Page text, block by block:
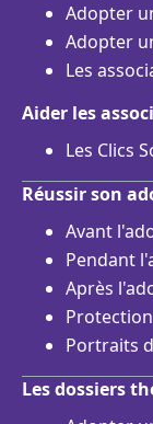
Adopter
Adopter
Les
Aider les
Les Clics
Réussir son
Avant
Pendant
Après
Portraits
Les dossiers